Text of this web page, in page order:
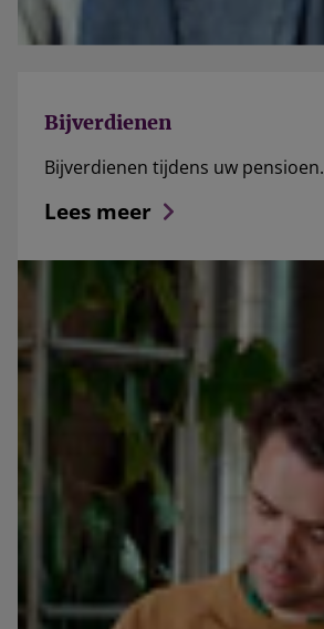
Bijverdienen
Bijverdienen tijdens uw pensioen.
Lees meer